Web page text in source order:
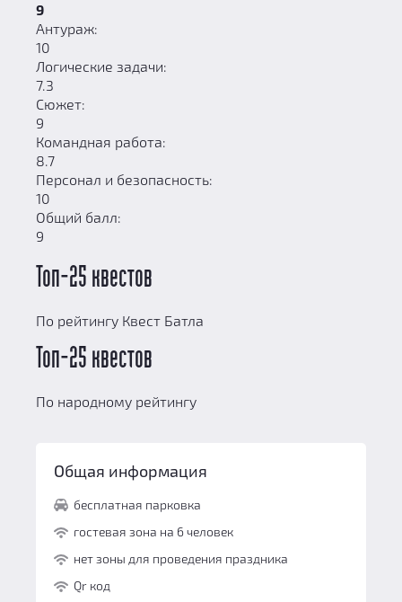
9
Антураж:
10
Логические задачи:
7.3
Сюжет:
9
Командная работа:
8.7
Персонал и безопасность:
10
Общий балл:
9
Топ-25 квестов
По рейтингу Квест Батла
Топ-25 квестов
По народному рейтингу
Общая информация
бесплатная парковка
гостевая зона на 6 человек
нет зоны для проведения праздника
Qr код